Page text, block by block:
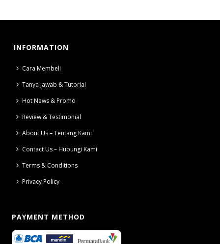
INFORMATION
Cara Membeli
Tanya Jawab & Tutorial
Hot News & Promo
Review & Testimonial
About Us – Tentang Kami
Contact Us – Hubungi Kami
Terms & Conditions
Privacy Policy
PAYMENT METHOD